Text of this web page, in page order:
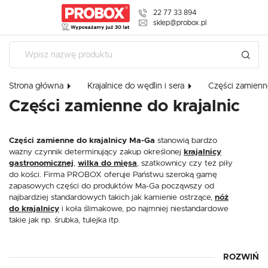
22 77 33 894
sklep@probox.pl
Strona główna Krajalnice do wędlin i sera Części
Części zamienne do krajalnic
Części zamienne do krajalnicy Ma-Ga stanowią bardzo
ważny czynnik determinujący zakup określonej krajalnicy
gastronomicznej, wilka do mięsa, szatkownicy czy też piły
do kości. Firma PROBOX oferuje Państwu szeroką gamę
zapasowych części do produktów Ma-Ga począwszy od
najbardziej standardowych takich jak kamienie ostrzące, nóż
do krajalnicy i koła ślimakowe, po najmniej niestandardowe
takie jak np. śrubka, tulejka itp.
PROBOX oferuje Państwu tylko i wyłącznie oryginalne
ROZWIŃ
Szanujemy Twoją prywatność. Możesz zmienić ustawienia cookies
zaakceptować je wszystkie. W dowolnym momencie możesz
swoich ustawień.
Niezbędne
Niezbędne pliki cookies służą do prawidłowego funkcjonowania strony
Twoich ustawień preferencji prywatności, logowania czy wypełniania
USTAWIENIA REGIONALNE
Lokalizacja
Polska
polski
Polski złoty (PLN)